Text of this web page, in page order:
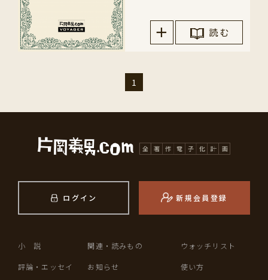
読 む
1
ログイン 新規会員登録
小 説
評論・エッセイ
関連・読みもの
お知らせ
ウォッチリスト
使い方